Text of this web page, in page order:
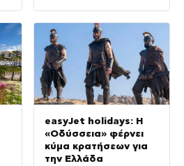
easyJet holidays: Η
«Οδύσσεια» φέρνει
κύμα κρατήσεων για
την Ελλάδα